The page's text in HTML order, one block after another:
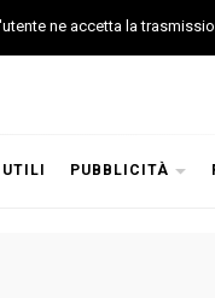
PUBBLICITÀ
ne accetta la